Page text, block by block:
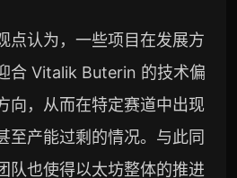
点认为，一些项目在发展方
合 Vitalik Buterin 的技术偏
向，从而在特定赛道中出现
至产能过剩的情况。与此同
队也使得以太坊整体的推进